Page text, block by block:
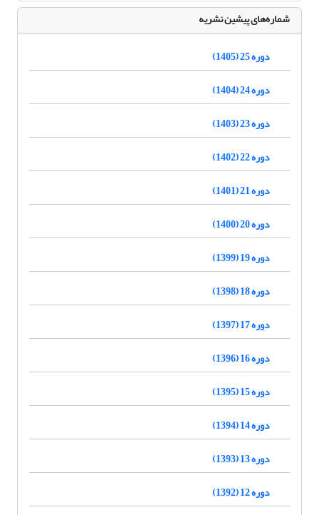
شماره‌های پیشین نشریه
دوره 25 (1405)
دوره 24 (1404)
دوره 23 (1403)
دوره 22 (1402)
دوره 21 (1401)
دوره 20 (1400)
دوره 19 (1399)
دوره 18 (1398)
دوره 17 (1397)
دوره 16 (1396)
دوره 15 (1395)
دوره 14 (1394)
دوره 13 (1393)
دوره 12 (1392)